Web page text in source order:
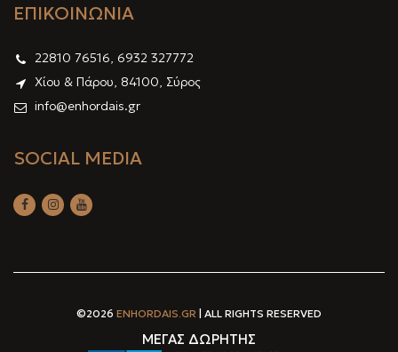
ΕΠΙΚΟΙΝΩΝΙΑ
22810 76516, 6932 327772
Χίου & Πάρου, 84100, Σύρος
info@enhordais.gr
SOCIAL MEDIA
©2026 ENHORDAIS.GR | ALL RIGHTS RESERVED
ΜΕΓΑΣ ΔΩΡΗΤΗΣ